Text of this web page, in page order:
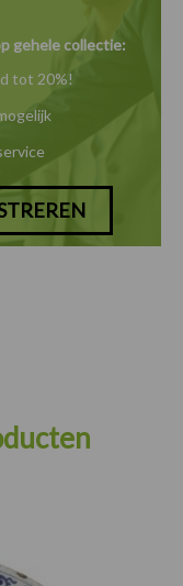
gehele collectie:
tot 20%!